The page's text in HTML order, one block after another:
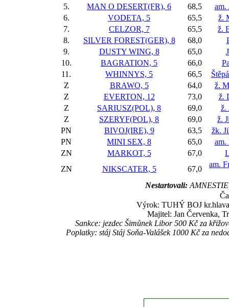
5.
MAN O DESERT(FR), 6 68,5
am.
6.
VODETA, 5 65,5
ž.
7.
CELZOR, 7 65,5
ž.
8.
SILVER FOREST(GER), 8 68,0
9.
DUSTY WING, 8 65,0
10.
BAGRATION, 5 66,0
11.
WHINNYS, 5 66,5
Z
BRAWO, 5 64,0
ž.
Z
EVERTON, 12 73,0
ž.
Z
SARIUSZ(POL), 8 69,0
ž.
Z
SZERYF(POL), 8 69,0
ž.
PN
BIVOJ(IRE), 9 63,5
žk.
PN
MINI SEX, 8 65,0
am.
ZN
MARKOT, 5 67,0
ZN
NIKSCATER, 5 67,0
am.
Nestartovali:
Výrok: TUHÝ BOJ
Majitel: Jan Červenka,
Sankce: jezdec Šimůnek Libor 500 Kč za
Poplatky: stáj Stáj Soňa-Valášek 1000 Kč za